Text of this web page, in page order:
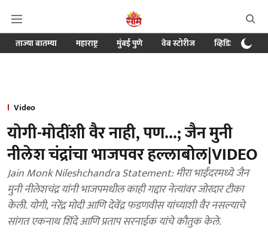
ताज्या बातम्या महाराष्ट्र मुंबई पुणे वेब स्टोरीज व्हिडिओ
Video
योगी-मोदींशी वैर नाही, पण...; जैन मुनी
नीलेश चंद्रांचा भाजपवर हल्लाबोल|VIDEO
Jain Monk Nileshchandra Statement: मीरा भाईंदरमध्ये जैन
मुनी नीलेशचंद्र यांनी भाजपमधील काही गद्दार नेत्यांवर जोरदार टीका
केली. योगी, नरेंद्र मोदी आणि देवेंद्र फडणवीस यांच्याशी वैर नसल्याचे
सांगत एकनाथ शिंदे आणि प्रताप सरनाईक यांचे कौतुक केले.